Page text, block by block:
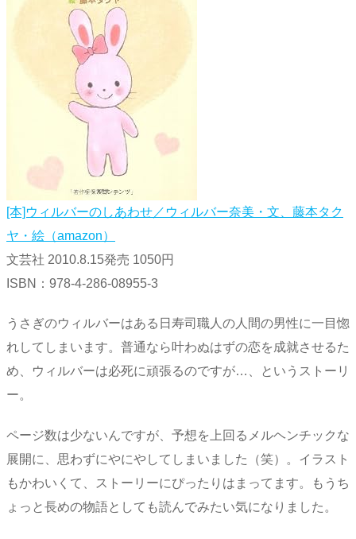
[本]ウィルバーのしあわせ／ウィルバー奈美・文、藤本タク
ヤ・絵（amazon）
文芸社 2010.8.15発売 1050円
ISBN：978-4-286-08955-3
うさぎのウィルバーはある日寿司職人の人間の男性に一目惚
れしてしまいます。普通なら叶わぬはずの恋を成就させるた
め、ウィルバーは必死に頑張るのですが…、というストーリ
ー。
ページ数は少ないんですが、予想を上回るメルヘンチックな
展開に、思わずにやにやしてしまいました（笑）。イラスト
もかわいくて、ストーリーにぴったりはまってます。もうち
ょっと長めの物語としても読んでみたい気になりました。